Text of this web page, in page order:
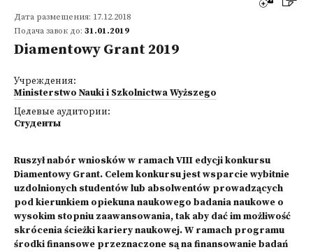
Дата размещения: 17.12.2018
Подача завок до: 31.01.2019
Diamentowy Grant 2019
Учреждения:
Ministerstwo Nauki i Szkolnictwa Wyższego
Целевые аудитории:
Студенты
Ruszył nabór wniosków w ramach VIII edycji konkursu
Diamentowy Grant. Celem konkursu jest wsparcie wybitnie
uzdolnionych studentów lub absolwentów prowadzących
pod kierunkiem opiekuna naukowego badania naukowe o
wysokim stopniu zaawansowania, tak aby dać im możliwość
skrócenia ścieżki kariery naukowej. W ramach programu
środki finansowe przeznaczone są na finansowanie badań